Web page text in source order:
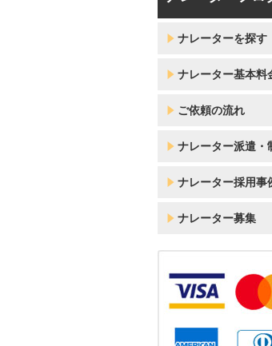
ナレーターを探す
ナレーター基本料
ご依頼の流れ
ナレーター派遣
ナレーター採用事
ナレーター募集